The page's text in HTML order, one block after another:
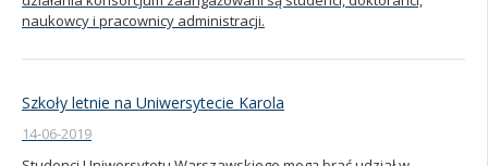
naukowcy i pracownicy administracji.
Szkoły letnie na Uniwersytecie Karola
14-06-2019